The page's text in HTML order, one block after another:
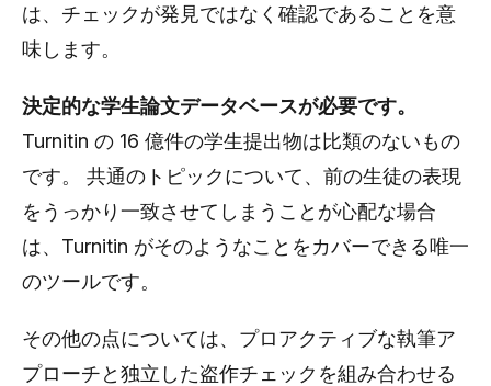
は、チェックが発見ではなく確認であることを意
味します。
決定的な学生論文データベースが必要です。
Turnitin の 16 億件の学生提出物は比類のないもの
です。 共通のトピックについて、前の生徒の表現
をうっかり一致させてしまうことが心配な場合
は、Turnitin がそのようなことをカバーできる唯一
のツールです。
その他の点については、プロアクティブな執筆ア
プローチと独立した盗作チェックを組み合わせる